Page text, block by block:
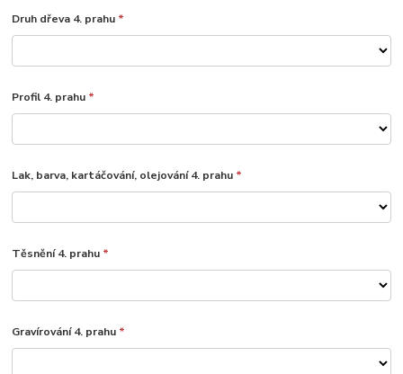
Druh dřeva 4. prahu *
Profil 4. prahu *
Lak, barva, kartáčování, olejování 4. prahu *
Těsnění 4. prahu *
Gravírování 4. prahu *